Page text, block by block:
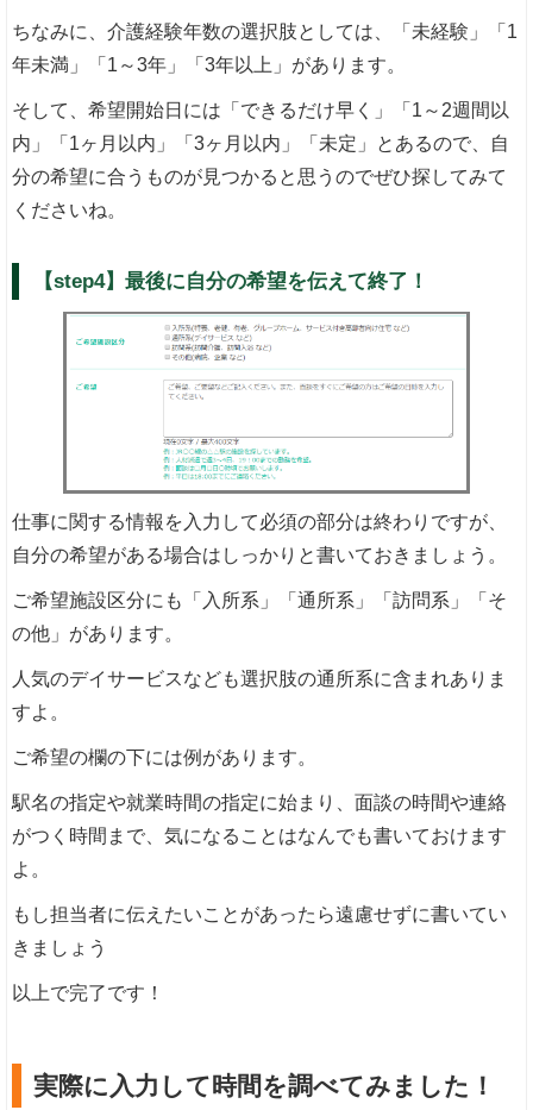
ちなみに、介護経験年数の選択肢としては、「未経験」「1
年未満」「1～3年」「3年以上」があります。
そして、希望開始日には「できるだけ早く」「1～2週間以
内」「1ヶ月以内」「3ヶ月以内」「未定」とあるので、自
分の希望に合うものが見つかると思うのでぜひ探してみて
くださいね。
【step4】最後に自分の希望を伝えて終了！
仕事に関する情報を入力して必須の部分は終わりですが、
自分の希望がある場合はしっかりと書いておきましょう。
ご希望施設区分にも「入所系」「通所系」「訪問系」「そ
の他」があります。
人気のデイサービスなども選択肢の通所系に含まれありま
すよ。
ご希望の欄の下には例があります。
駅名の指定や就業時間の指定に始まり、面談の時間や連絡
がつく時間まで、気になることはなんでも書いておけます
よ。
もし担当者に伝えたいことがあったら遠慮せずに書いてい
きましょう
以上で完了です！
実際に入力して時間を調べてみました！